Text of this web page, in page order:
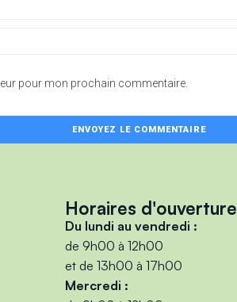
pour mon prochain commentaire.
Horaires d'ouverture
Du lundi au vendredi :
de 9h00 à 12h00
et de 13h00 à 17h00
Mercredi :